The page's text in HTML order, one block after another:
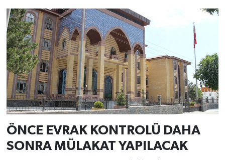
ÖNCE EVRAK KONTROLÜ DAHA
SONRA MÜLAKAT YAPILACAK
Şaphane
Simav
Siyaset
Spor
Tavşanlı
Teknoloji